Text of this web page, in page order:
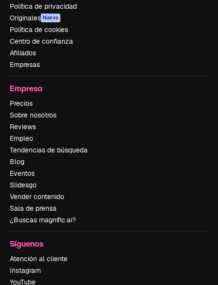
Política de privacidad
Originales Nuevo
Política de cookies
Centro de confianza
Afiliados
Empresas
Empresa
Precios
Sobre nosotros
Reviews
Empleo
Tendencias de búsqueda
Blog
Eventos
Slidesgo
Vender contenido
Sala de prensa
¿Buscas magnific.ai?
Síguenos
Atención al cliente
Instagram
YouTube